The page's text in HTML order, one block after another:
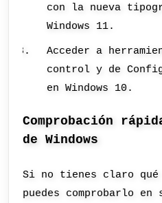
con la nueva
Windows 11.
Acceder a
control y de
en Windows 10.
Comprobación
de Windows
Si no tienes claro qué
puedes comprobarlo en